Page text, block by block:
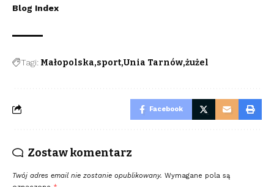
Blog Index
Tagi: Małopolska sport Unia Tarnów żużel
Facebook
Zostaw komentarz
Twój adres email nie zostanie opublikowany. Wymagane pola są